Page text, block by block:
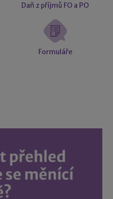
Daň z příjmů FO a PO
Formuláře